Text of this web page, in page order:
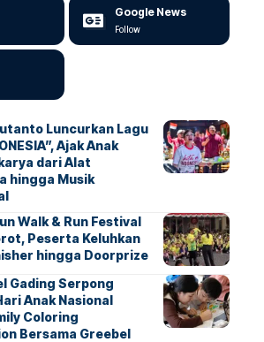
Google News
Follow
Luncurkan Lagu
Ajak Anak
dari Alat
hingga Musik
Walk & Run Festival
Peserta Keluhkan
hingga Doorprize
Gading Serpong
Anak Nasional
Coloring
Bersama Greebel